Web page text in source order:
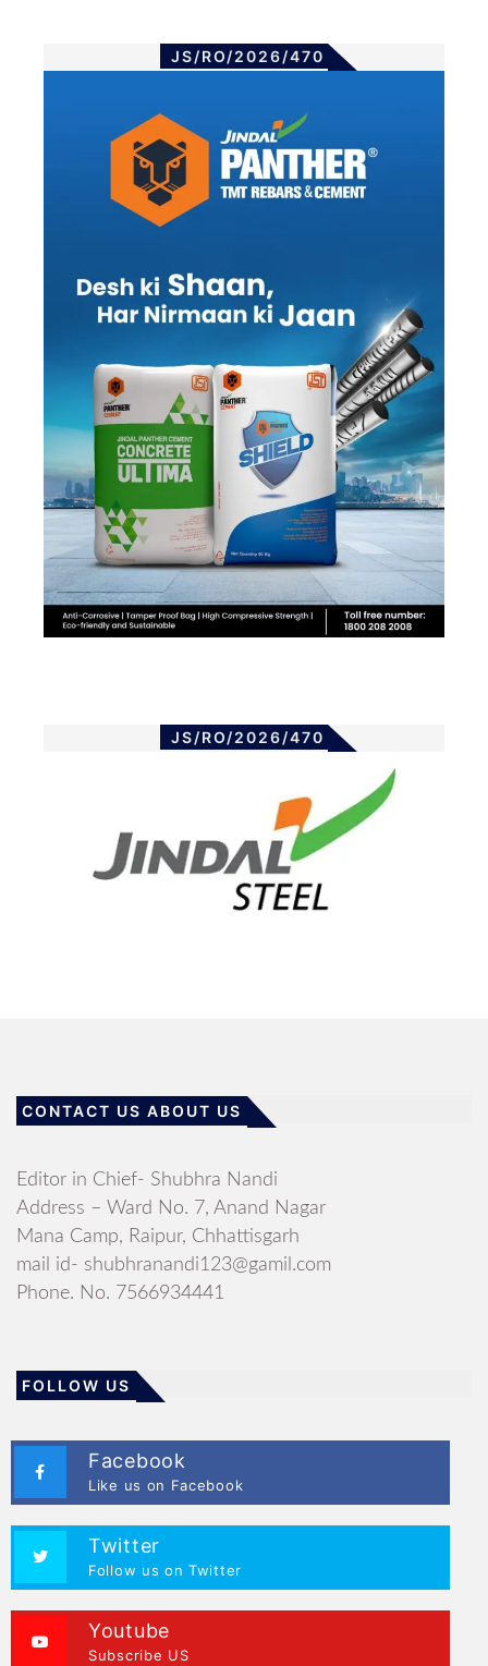
JS/RO/2026/470
JS/RO/2026/470
CONTACT US ABOUT US
Editor in Chief- Shubhra Nandi
Address – Ward No. 7, Anand Nagar
Mana Camp, Raipur, Chhattisgarh
mail id- shubhranandi123@gamil.com
Phone. No. 7566934441
FOLLOW US
Facebook
Like us on Facebook
Twitter
Follow us on Twitter
Youtube
Subscribe US